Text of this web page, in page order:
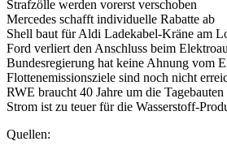
Strafzölle werden vorerst verschoben
Mercedes schafft individuelle Rabatte ab
Shell baut für Aldi Ladekabel-Kräne am
Ford verliert den Anschluss beim
Bundesregierung hat keine Ahnung vom
Flottenemissionsziele sind noch nicht
RWE braucht 40 Jahre um die
Strom ist zu teuer für die Wasserstoff-
Quellen: